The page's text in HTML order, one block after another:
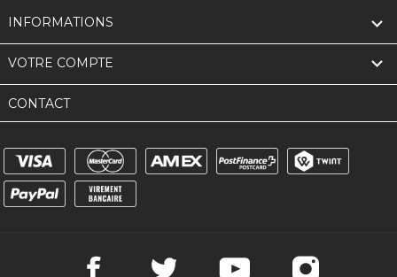
INFORMATIONS 
VOTRE COMPTE 
CONTACT